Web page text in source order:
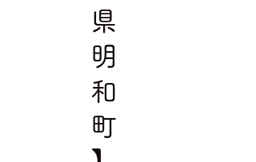
県
明
和
町